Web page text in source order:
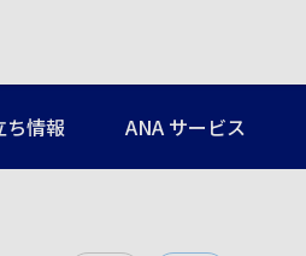
ち情報 ANA サービス